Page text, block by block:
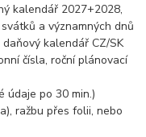
kalendář 2027+2028,
a významných dnů
kalendář CZ/SK
čísla, roční plánovací
údaje po 30 min.)
ražbu přes folii, nebo